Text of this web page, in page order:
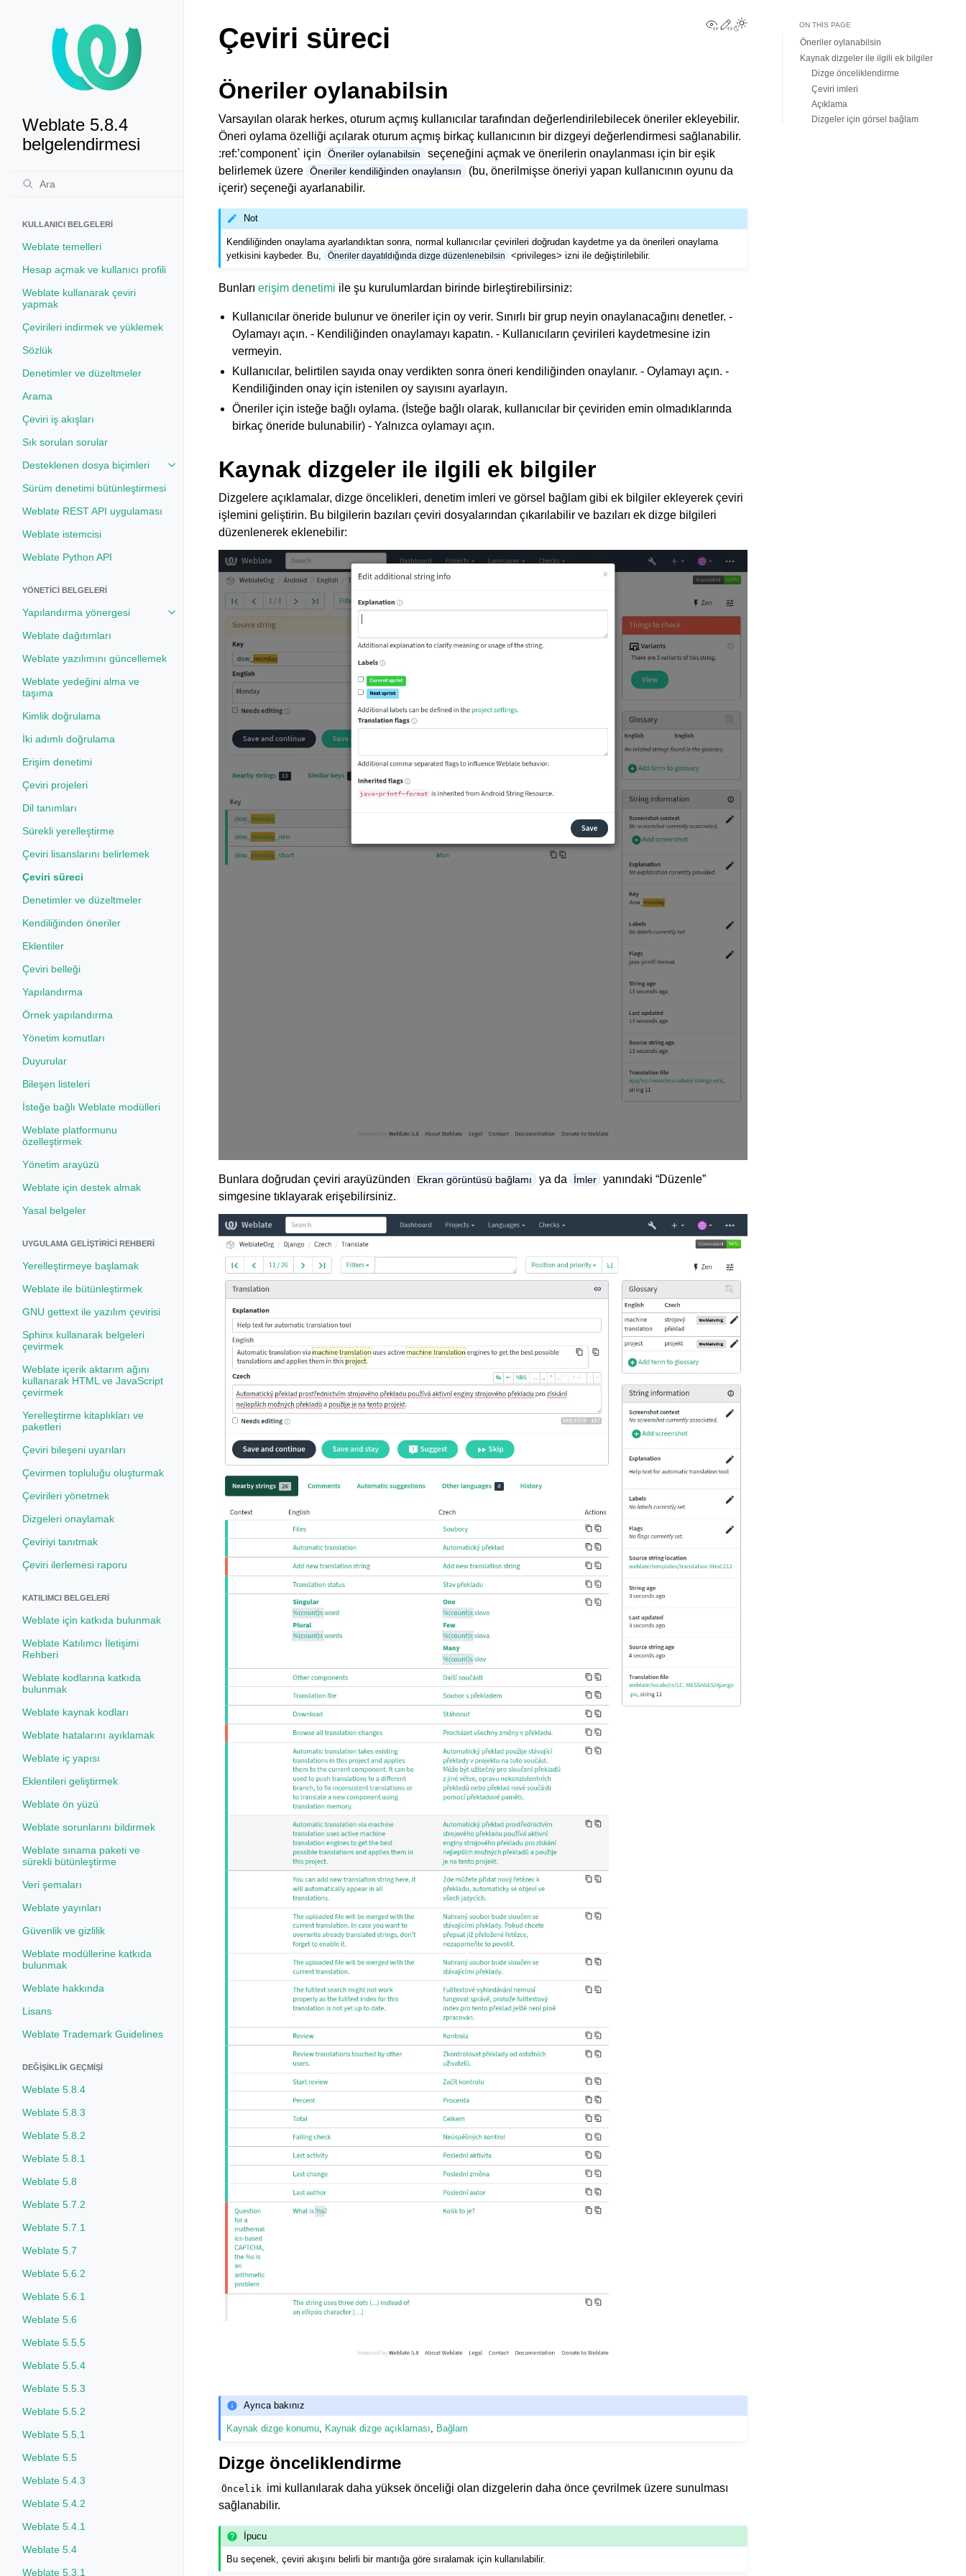
Weblate 5.8.4
belgelendirmesi
KULLANICI BELGELERI
Weblate temelleri
Hesap açmak ve kullanıcı profili
Weblate kullanarak çeviri
yapmak
Çevirileri indirmek ve yüklemek
Sözlük
Denetimler ve düzeltmeler
Arama
Çeviri iş akışları
Sık sorulan sorular
Desteklenen dosya biçimleri
Toggle navigation of Desteklenen dosya biçimleri
Sürüm denetimi bütünleştirmesi
Weblate REST API uygulaması
Weblate istemcisi
Weblate Python API
YÖNETICI BELGELERI
Yapılandırma yönergesi
Toggle navigation of Yapılandırma yönergesi
Weblate dağıtımları
Weblate yazılımını güncellemek
Weblate yedeğini alma ve
taşıma
Kimlik doğrulama
İki adımlı doğrulama
Erişim denetimi
Çeviri projeleri
Dil tanımları
Sürekli yerelleştirme
Çeviri lisanslarını belirlemek
Çeviri süreci
Denetimler ve düzeltmeler
Kendiliğinden öneriler
Eklentiler
Çeviri belleği
Yapılandırma
Örnek yapılandırma
Yönetim komutları
Duyurular
Bileşen listeleri
İsteğe bağlı Weblate modülleri
Weblate platformunu
özelleştirmek
Yönetim arayüzü
Weblate için destek almak
Yasal belgeler
UYGULAMA GELIŞTIRICI REHBERI
Yerelleştirmeye başlamak
Weblate ile bütünleştirmek
GNU gettext ile yazılım çevirisi
Sphinx kullanarak belgeleri
çevirmek
Weblate içerik aktarım ağını
kullanarak HTML ve JavaScript
çevirmek
Yerelleştirme kitaplıkları ve
paketleri
Çeviri bileşeni uyarıları
Çevirmen topluluğu oluşturmak
Çevirileri yönetmek
Dizgeleri onaylamak
Çeviriyi tanıtmak
Çeviri ilerlemesi raporu
KATILIMCI BELGELERI
Weblate için katkıda bulunmak
Weblate Katılımcı İletişimi
Rehberi
Weblate kodlarına katkıda
bulunmak
Weblate kaynak kodları
Weblate hatalarını ayıklamak
Weblate iç yapısı
Eklentileri geliştirmek
Weblate ön yüzü
Weblate sorunlarını bildirmek
Weblate sınama paketi ve
sürekli bütünleştirme
Veri şemaları
Weblate yayınları
Güvenlik ve gizlilik
Weblate modüllerine katkıda
bulunmak
Weblate hakkında
Lisans
Weblate Trademark Guidelines
DEĞIŞIKLIK GEÇMIŞI
Weblate 5.8.4
Weblate 5.8.3
Weblate 5.8.2
Weblate 5.8.1
Weblate 5.8
Weblate 5.7.2
Weblate 5.7.1
Weblate 5.7
Weblate 5.6.2
Weblate 5.6.1
Weblate 5.6
Weblate 5.5.5
Weblate 5.5.4
Weblate 5.5.3
Weblate 5.5.2
Weblate 5.5.1
Weblate 5.5
Weblate 5.4.3
Weblate 5.4.2
Weblate 5.4.1
Weblate 5.4
Weblate 5.3.1
View this page
Edit this page
Toggle Light / Dark / Auto color theme
Çeviri süreci
Öneriler oylanabilsin
Varsayılan olarak herkes, oturum açmış kullanıcılar tarafından değerlendirilebilecek öneriler ekleyebilir.
Öneri oylama özelliği açılarak oturum açmış birkaç kullanıcının bir dizgeyi değerlendirmesi sağlanabilir.
:ref:’component` için
Öneriler oylanabilsin seçeneğini açmak ve önerilerin onaylanması için bir eşik
belirlemek üzere Öneriler kendiliğinden onaylansın (bu, önerilmişse öneriyi yapan kullanıcının oyunu da
içerir) seçeneği ayarlanabilir.
Not
Kendiliğinden onaylama ayarlandıktan sonra, normal kullanıcılar çevirileri doğrudan kaydetme ya da önerileri onaylama
yetkisini kaybeder. Bu, Öneriler dayatıldığında dizge düzenlenebilsin <privileges> izni ile değiştirilebilir.
Bunları erişim denetimi ile şu kurulumlardan birinde birleştirebilirsiniz:
Kullanıcılar öneride bulunur ve öneriler için oy verir. Sınırlı bir grup neyin onaylanacağını denetler. -
Oylamayı açın. - Kendiliğinden onaylamayı kapatın. - Kullanıcıların çevirileri kaydetmesine izin
vermeyin.
Kullanıcılar, belirtilen sayıda onay verdikten sonra öneri kendiliğinden onaylanır. - Oylamayı açın. -
Kendiliğinden onay için istenilen oy sayısını ayarlayın.
Öneriler için isteğe bağlı oylama. (İsteğe bağlı olarak, kullanıcılar bir çeviriden emin olmadıklarında
birkaç öneride bulunabilir) - Yalnızca oylamayı açın.
Kaynak dizgeler ile ilgili ek bilgiler
Dizgelere açıklamalar, dizge öncelikleri, denetim imleri ve görsel bağlam gibi ek bilgiler ekleyerek çeviri
işlemini geliştirin. Bu bilgilerin bazıları çeviri dosyalarından çıkarılabilir ve bazıları ek dizge bilgileri
düzenlenerek eklenebilir:
Bunlara doğrudan çeviri arayüzünden Ekran görüntüsü bağlamı ya da İmler yanındaki “Düzenle”
simgesine tıklayarak erişebilirsiniz.
Ayrıca bakınız
Kaynak dizge konumu, Kaynak dizge açıklaması, Bağlam
Dizge önceliklendirme
Öncelik imi kullanılarak daha yüksek önceliği olan dizgelerin daha önce çevrilmek üzere sunulması
sağlanabilir.
İpucu
Bu seçenek, çeviri akışını belirli bir mantığa göre sıralamak için kullanılabilir.
ON THIS PAGE
Öneriler oylanabilsin
Kaynak dizgeler ile ilgili ek bilgiler
Dizge önceliklendirme
Çeviri imleri
Açıklama
Dizgeler için görsel bağlam